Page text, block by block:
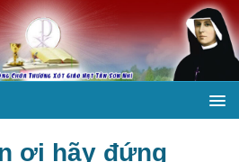
ơi hãy đứng